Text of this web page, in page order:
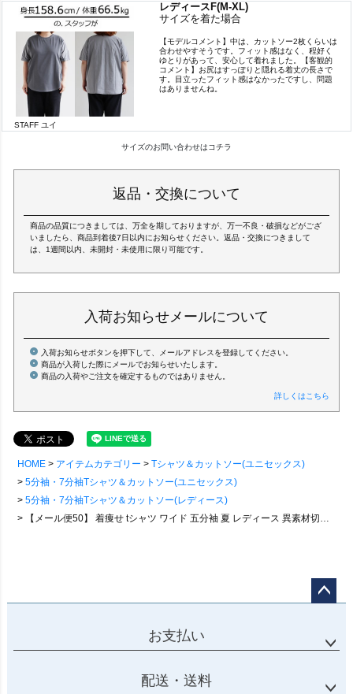
レディースF(M-XL)
サイズを着た場合
STAFF ユイ
【モデルコメント】中は、カットソー2枚くらいは
合わせやすそうです。フィット感はなく、程好く
ゆとりがあって、安心して着れました。【客観的
コメント】お尻はすっぽりと隠れる着丈の長さで
す。目立ったフィット感はなかったですし、問題
はありませんね。
サイズのお問い合わせはコチラ
返品・交換について
商品の品質につきましては、万全を期しておりますが、万一不良・破損などがござ
いましたら、商品到着後7日以内にお知らせください。返品・交換につきまして
は、1週間以内、未開封・未使用に限り可能です。
入荷お知らせメールについて
入荷お知らせボタンを押下して、メールアドレスを登録してください。
商品が入荷した際にメールでお知らせいたします。
商品の入荷やご注文を確定するものではありません。
詳しくはこちら
HOME アイテムカテゴリー
Tシャツ＆カットソー(ユニセックス)
5分袖・7分袖Tシャツ＆カットソー(ユニセックス)
5分袖・7分袖Tシャツ＆カットソー(レディース)
【メール便50】 着痩せ tシャツ ワイド 五分袖 夏 レディース 異素材切り替え 綿100 コットン 二の腕 お尻 体型カバー プリント カジュアル パティ
お支払い
配送・送料